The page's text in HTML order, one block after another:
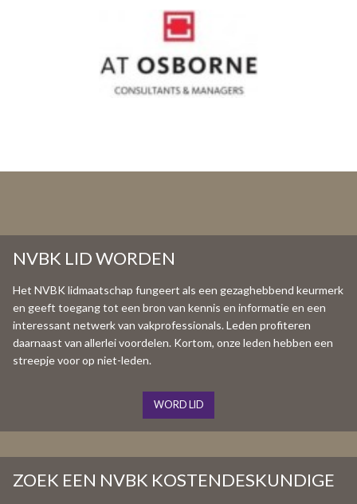
NVBK LID WORDEN
Het NVBK lidmaatschap fungeert als een gezaghebbend keurmerk
en geeft toegang tot een bron van kennis en informatie en een
interessant netwerk van vakprofessionals. Leden profiteren
daarnaast van allerlei voordelen. Kortom, onze leden hebben een
streepje voor op niet-leden.
WORD LID
ZOEK EEN NVBK KOSTENDESKUNDIGE